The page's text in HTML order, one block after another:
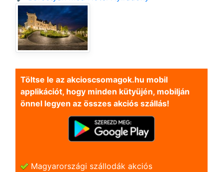
Töltse le az akcioscsomagok.hu mobil
applikációt, hogy minden kütyüjén, mobilján
önnel legyen az összes akciós szállás!
Magyarországi szállodák akciós